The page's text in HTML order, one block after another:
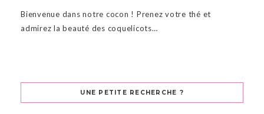
Bienvenue dans notre cocon ! Prenez votre thé et
admirez la beauté des coquelicots…
UNE PETITE RECHERCHE ?